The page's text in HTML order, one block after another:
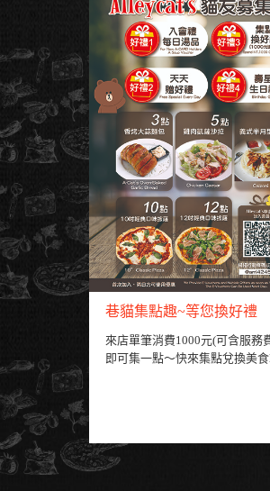
巷貓集點趣~等您換好禮
來店單筆消費1000元(可含服務
即可集一點～快來集點兌換美